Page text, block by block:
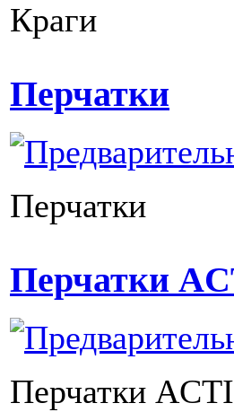
Краги
Перчатки
Перчатки
Перчатки
Перчатки